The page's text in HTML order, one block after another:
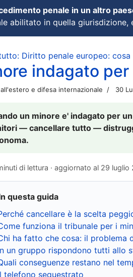
penale in un altro
abilitato in quella
Diritto penale europeo: cosa
indagato
e difesa internazionale 30
un minore e' indagato per
— cancellare tutto —
di lettura · aggiornato al 29 luglio
questa guida
cancellare è la scelta
funziona il tribunale per i
ha fatto che cosa: il problema
un gruppo rispondono tutti allo
conseguenze restano nel
telefono sequestrato